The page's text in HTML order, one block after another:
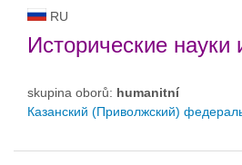
RU
Исторические науки
skupina oborů: humanitní
Казанский (Приволжский)